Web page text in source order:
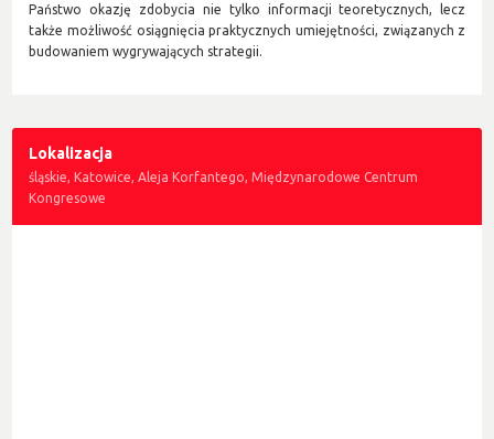
Państwo okazję zdobycia nie tylko informacji teoretycznych, lecz
także możliwość osiągnięcia praktycznych umiejętności, związanych z
budowaniem wygrywających strategii.
Lokalizacja
śląskie, Katowice, Aleja Korfantego, Międzynarodowe Centrum
Kongresowe